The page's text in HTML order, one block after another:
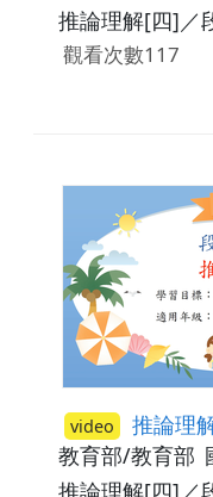
推論理解[四]／
觀看次數117
video 推論理
教育部/教育部